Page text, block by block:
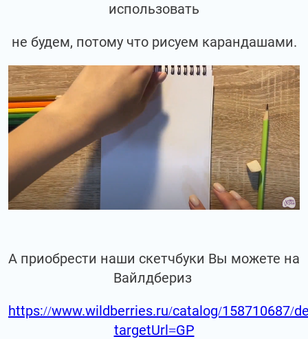
использовать
не будем, потому что рисуем карандашами.
А приобрести наши скетчбуки Вы можете на
Вайлдбериз
https://www.wildberries.ru/catalog/158710687/
targetUrl=GP